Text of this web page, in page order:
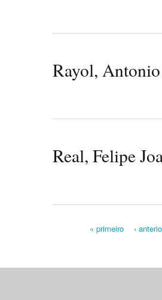
Rayol, Antonio
Real, Felipe
« primeiro ‹